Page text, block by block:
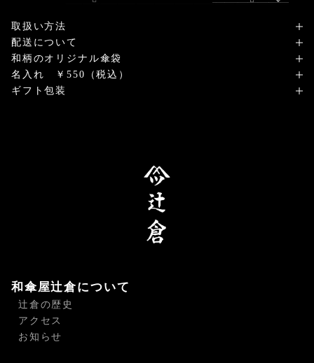
取扱い方法
配送について
和柄のオリジナル傘袋
名入れ ￥550（税込）
ギフト包装
和傘屋辻倉について
辻倉の歴史
アクセス
お知らせ